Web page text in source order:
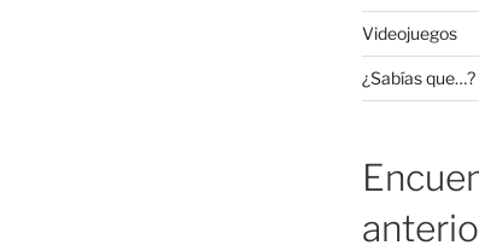
Videojuegos
¿Sabías que…?